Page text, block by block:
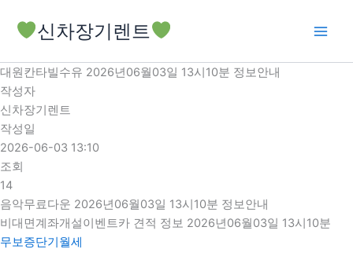
로
건
너
뛰
기
신차장기렌트
대원칸타빌수유 2026년06월03일 13시10분 정보안내
작성자
신차장기렌트
작성일
2026-06-03 13:10
조회
14
음악무료다운 2026년06월03일 13시10분 정보안내
비대면계좌개설이벤트카 견적 정보 2026년06월03일 13시10분
무보증단기월세